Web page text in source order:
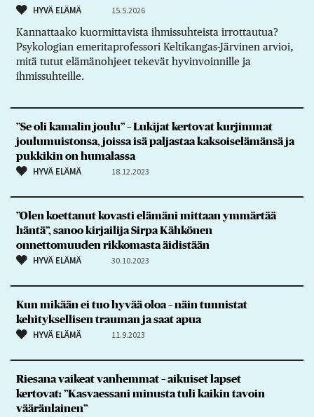
HYVÄ ELÄMÄ 15.5.2026
Kannattaako kuormittavista ihmissuhteista irrottautua?
Psykologian emeritaprofessori Keltikangas-Järvinen arvioi,
mitä tutut elämänohjeet tekevät hyvinvoinnille ja
ihmissuhteille.
”Se oli kamalin joulu” – Lukijat kertovat kurjimmat
joulumuistonsa, joissa isä paljastaa kaksoiselämänsä ja
pukkikin on humalassa
HYVÄ ELÄMÄ 18.12.2023
”Olen koettanut kovasti elämäni mittaan ymmärtää
häntä”, sanoo kirjailija Sirpa Kähkönen
onnettomuuden rikkomasta äidistään
HYVÄ ELÄMÄ 30.10.2023
Kun mikään ei tuo hyvää oloa – näin tunnistat
kehityksellisen trauman ja saat apua
HYVÄ ELÄMÄ 11.9.2023
Riesana vaikeat vanhemmat – aikuiset lapset
kertovat: ”Kasvaessani minusta tuli kaikin tavoin
vääränlainen”